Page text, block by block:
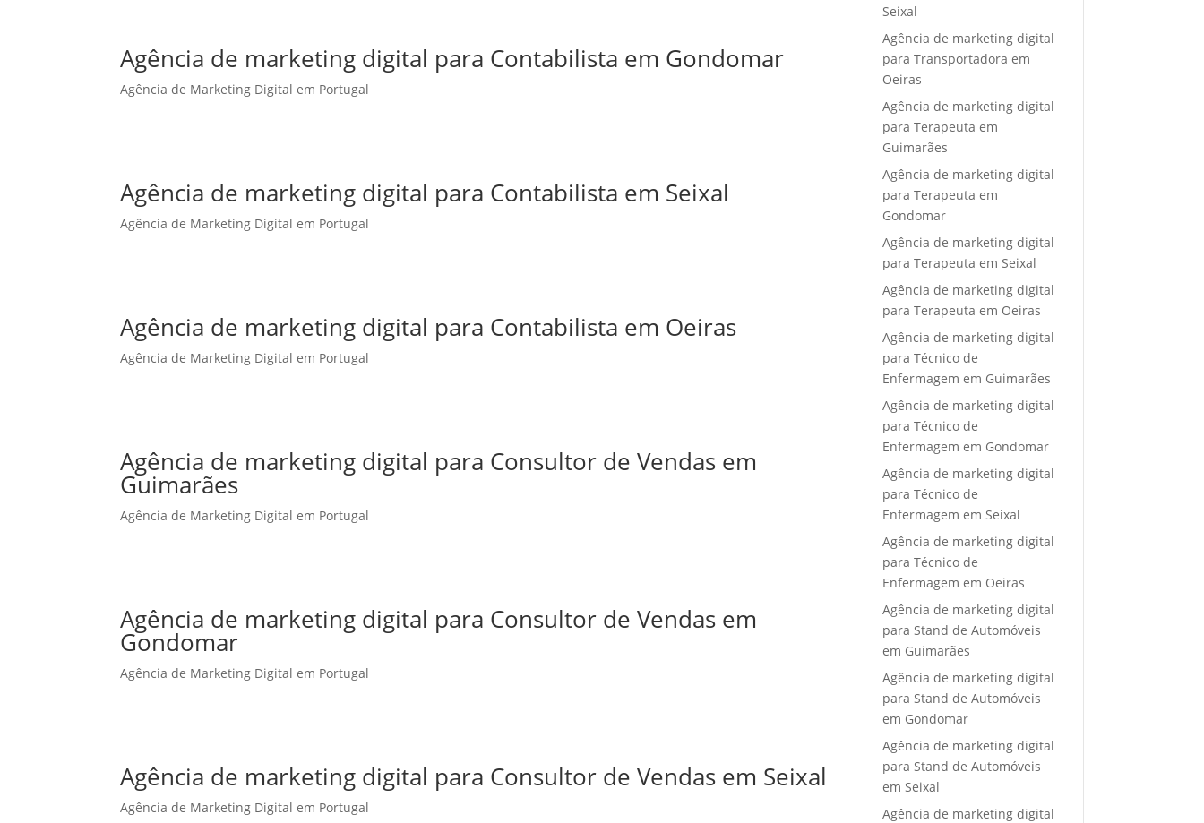
Agência de marketing digital para Contabilista em Gondomar
Agência de Marketing Digital em Portugal
Agência de marketing digital para Contabilista em Seixal
Agência de Marketing Digital em Portugal
Agência de marketing digital para Contabilista em Oeiras
Agência de Marketing Digital em Portugal
Agência de marketing digital para Consultor de Vendas em
Guimarães
Agência de Marketing Digital em Portugal
Agência de marketing digital para Consultor de Vendas em
Gondomar
Agência de Marketing Digital em Portugal
Agência de marketing digital para Consultor de Vendas em Seixal
Agência de Marketing Digital em Portugal
Seixal
Agência de marketing digital
para Transportadora em
Oeiras
Agência de marketing digital
para Terapeuta em
Guimarães
Agência de marketing digital
para Terapeuta em
Gondomar
Agência de marketing digital
para Terapeuta em Seixal
Agência de marketing digital
para Terapeuta em Oeiras
Agência de marketing digital
para Técnico de
Enfermagem em Guimarães
Agência de marketing digital
para Técnico de
Enfermagem em Gondomar
Agência de marketing digital
para Técnico de
Enfermagem em Seixal
Agência de marketing digital
para Técnico de
Enfermagem em Oeiras
Agência de marketing digital
para Stand de Automóveis
em Guimarães
Agência de marketing digital
para Stand de Automóveis
em Gondomar
Agência de marketing digital
para Stand de Automóveis
em Seixal
Agência de marketing digital